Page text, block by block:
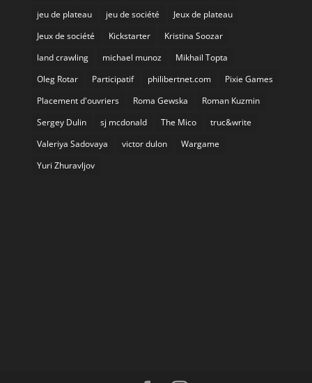
jeu de plateau
jeu de société
Jeux de plateau
Jeux de société
Kickstarter
Kristina Soozar
land crawling
michael munoz
Mikhail Topta
Oleg Rotar
Participatif philibertnet.com
Pixie Games
Placement d'ouvriers
Roma Gewska
Roman Kuzmin
Sergey Dulin
sj mcdonald The Mico
truc&write
Valeriya Sadovaya
victor dulon
Wargame
Yuri Zhuravljov